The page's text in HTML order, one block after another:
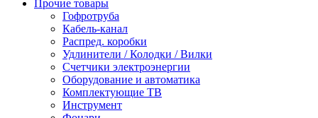
Прочие товары
Гофротруба
Кабель-канал
Распред. коробки
Удлинители / Колодки / Вилки
Счетчики электроэнергии
Оборудование и автоматика
Комплектующие ТВ
Инструмент